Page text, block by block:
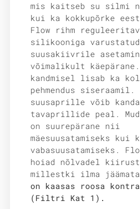
mis kaitseb su silmi
kui ka kokkupõrke
Flow rihm
silikooniga
suusakiivrile
võimalikult käepärane.
kandmisel lisab ka
pehmendus siseraamil.
suusaprille võib
tavaprillide peal.
on suurepärane nii
mäesuusatamiseks kui
vabasuusatamiseks.
hoiad nõlvadel
millestki ilma
on kaasas roosa
(Filtri Kat 1).